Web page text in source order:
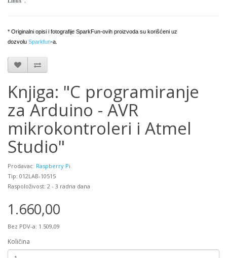
* Originalni opisi i fotografije SparkFun-ovih proizvoda su korišćeni uz
dozvolu Sparkfun-a.
Knjiga: "C programiranje
za Arduino - AVR
mikrokontroleri i Atmel
Studio"
Prodavac: Raspberry Pi
Tip: 012LAB-10515
Raspoloživost: 2 - 3 radna dana
1.660,00
Bez PDV-a: 1.509,09
Količina